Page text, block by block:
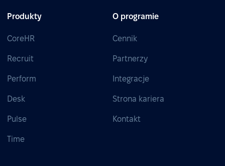
Produkty
CoreHR
Recruit
Perform
Desk
Pulse
Time
O programie
Cennik
Partnerzy
Integracje
Strona kariera
Kontakt